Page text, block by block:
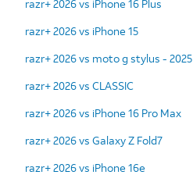
razr+ 2026 vs iPhone 16 Plus
razr+ 2026 vs iPhone 15
razr+ 2026 vs moto g stylus - 2025
razr+ 2026 vs CLASSIC
razr+ 2026 vs iPhone 16 Pro Max
razr+ 2026 vs Galaxy Z Fold7
razr+ 2026 vs iPhone 16e